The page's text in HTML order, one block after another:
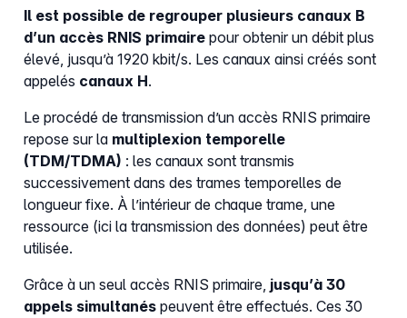
Il est possible de regrouper plusieurs canaux B
d’un accès RNIS primaire pour obtenir un débit plus
élevé, jusqu’à 1920 kbit/s. Les canaux ainsi créés sont
appelés canaux H.
Le procédé de transmission d’un accès RNIS primaire
repose sur la multiplexion temporelle
(TDM/TDMA) : les canaux sont transmis
successivement dans des trames temporelles de
longueur fixe. À l’intérieur de chaque trame, une
ressource (ici la transmission des données) peut être
utilisée.
Grâce à un seul accès RNIS primaire, jusqu’à 30
appels simultanés peuvent être effectués. Ces 30